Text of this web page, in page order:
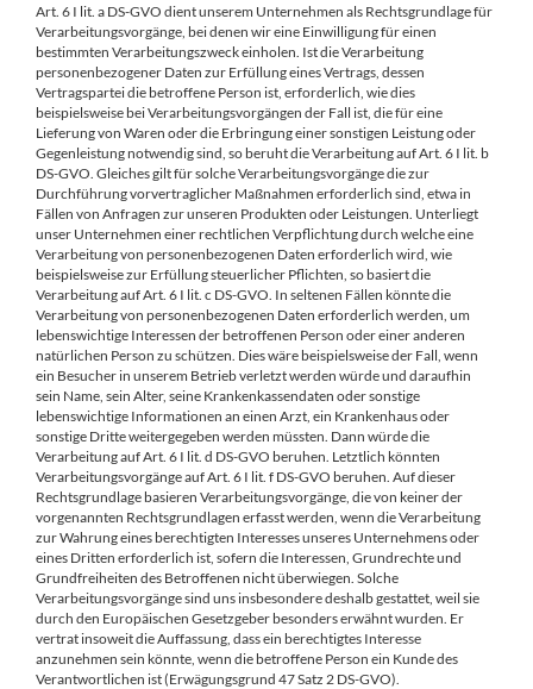
Art. 6 I lit. a DS-GVO dient unserem Unternehmen als Rechtsgrundlage für
Verarbeitungsvorgänge, bei denen wir eine Einwilligung für einen
bestimmten Verarbeitungszweck einholen. Ist die Verarbeitung
personenbezogener Daten zur Erfüllung eines Vertrags, dessen
Vertragspartei die betroffene Person ist, erforderlich, wie dies
beispielsweise bei Verarbeitungsvorgängen der Fall ist, die für eine
Lieferung von Waren oder die Erbringung einer sonstigen Leistung oder
Gegenleistung notwendig sind, so beruht die Verarbeitung auf Art. 6 I lit. b
DS-GVO. Gleiches gilt für solche Verarbeitungsvorgänge die zur
Durchführung vorvertraglicher Maßnahmen erforderlich sind, etwa in
Fällen von Anfragen zur unseren Produkten oder Leistungen. Unterliegt
unser Unternehmen einer rechtlichen Verpflichtung durch welche eine
Verarbeitung von personenbezogenen Daten erforderlich wird, wie
beispielsweise zur Erfüllung steuerlicher Pflichten, so basiert die
Verarbeitung auf Art. 6 I lit. c DS-GVO. In seltenen Fällen könnte die
Verarbeitung von personenbezogenen Daten erforderlich werden, um
lebenswichtige Interessen der betroffenen Person oder einer anderen
natürlichen Person zu schützen. Dies wäre beispielsweise der Fall, wenn
ein Besucher in unserem Betrieb verletzt werden würde und daraufhin
sein Name, sein Alter, seine Krankenkassendaten oder sonstige
lebenswichtige Informationen an einen Arzt, ein Krankenhaus oder
sonstige Dritte weitergegeben werden müssten. Dann würde die
Verarbeitung auf Art. 6 I lit. d DS-GVO beruhen. Letztlich könnten
Verarbeitungsvorgänge auf Art. 6 I lit. f DS-GVO beruhen. Auf dieser
Rechtsgrundlage basieren Verarbeitungsvorgänge, die von keiner der
vorgenannten Rechtsgrundlagen erfasst werden, wenn die Verarbeitung
zur Wahrung eines berechtigten Interesses unseres Unternehmens oder
eines Dritten erforderlich ist, sofern die Interessen, Grundrechte und
Grundfreiheiten des Betroffenen nicht überwiegen. Solche
Verarbeitungsvorgänge sind uns insbesondere deshalb gestattet, weil sie
durch den Europäischen Gesetzgeber besonders erwähnt wurden. Er
vertrat insoweit die Auffassung, dass ein berechtigtes Interesse
anzunehmen sein könnte, wenn die betroffene Person ein Kunde des
Verantwortlichen ist (Erwägungsgrund 47 Satz 2 DS-GVO).